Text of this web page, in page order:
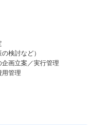
検討など）
企画立案／実行管理
用管理